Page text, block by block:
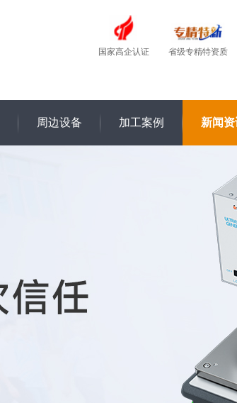
国家高企认证 省级专精特资质
周边设备 加工案例 新闻